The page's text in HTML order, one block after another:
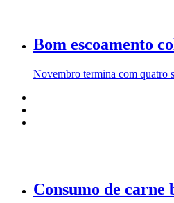
Bom escoamento
Novembro termina com quatro
Consumo de carne